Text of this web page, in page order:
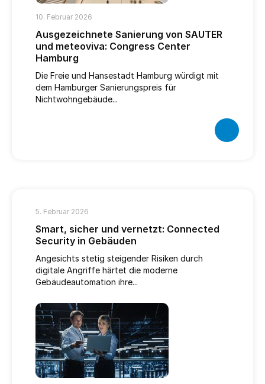
10. Februar 2026
Ausgezeichnete Sanierung von SAUTER
und meteoviva: Congress Center
Hamburg
Die Freie und Hansestadt Hamburg würdigt mit
dem Hamburger Sanierungspreis für
Nichtwohngebäude...
5. Februar 2026
Smart, sicher und vernetzt: Connected
Security in Gebäuden
Angesichts stetig steigender Risiken durch
digitale Angriffe härtet die moderne
Gebäudeautomation ihre...